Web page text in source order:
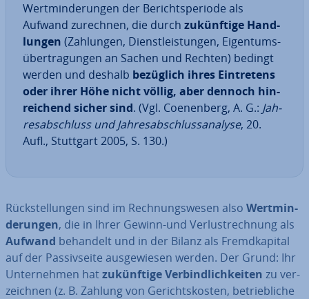
Wert­min­de­run­gen der Be­richts­pe­ri­ode als
Aufwand zurechnen, die durch zu­künf­ti­ge Hand­
lun­gen (Zahlungen, Dienst­leis­tun­gen, Ei­gen­tums­
über­tra­gun­gen an Sachen und Rechten) bedingt
werden und deshalb bezüglich ihres Ein­tre­tens
oder ihrer Höhe nicht völlig, aber dennoch hin­
rei­chend sicher sind. (Vgl. Coe­nen­berg, A. G.: Jah­
res­ab­schluss und Jah­res­ab­schluss­ana­ly­se, 20.
Aufl., Stuttgart 2005, S. 130.)
Rück­stel­lun­gen sind im Rech­nungs­we­sen also Wert­min­
de­run­gen, die in Ihrer Gewinn-und Ver­lust­rech­nung als
Aufwand behandelt und in der Bilanz als Fremd­ka­pi­tal
auf der Pas­siv­sei­te aus­ge­wie­sen werden. Der Grund: Ihr
Un­ter­neh­men hatzu­künf­ti­ge Ver­bind­lich­kei­ten zu ver­
zeich­nen (z. B. Zahlung von Ge­richts­kos­ten, be­trieb­li­che